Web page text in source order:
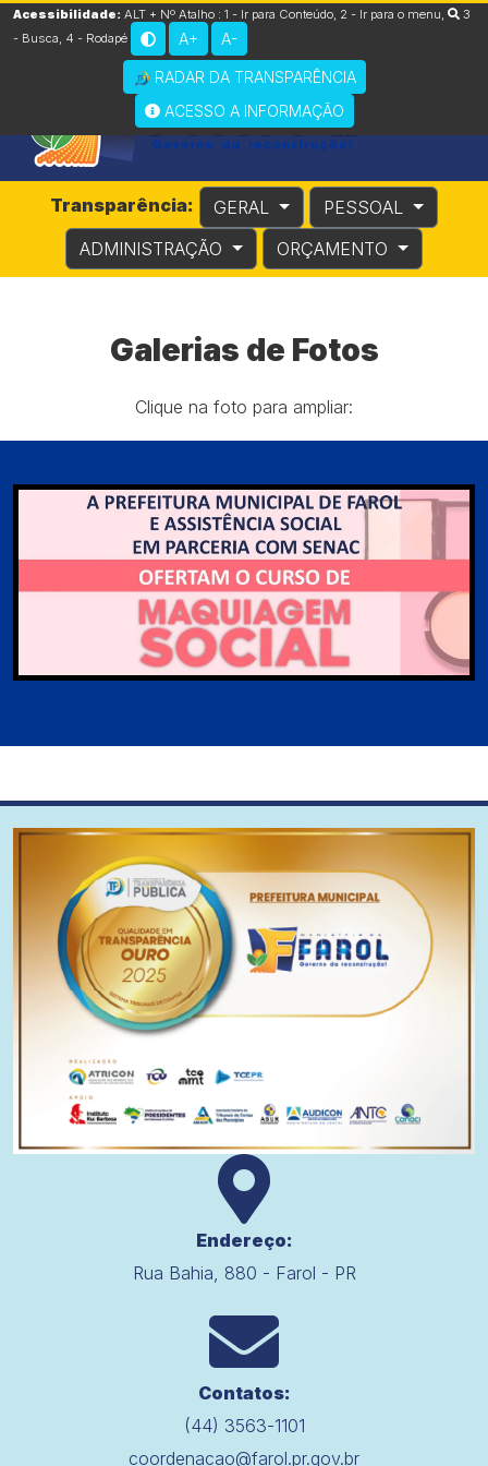
Acessibilidade: ALT + Nº Atalho : 1 - Ir para Conteúdo, 2 - Ir para o menu,
3
- Busca 4 - Rodapé A+ A-
RADAR DA TRANSPARÊNCIA
ACESSO A INFORMAÇÃO
Transparência: GERAL
PESSOAL
ADMINISTRAÇÃO
ORÇAMENTO
Galerias de Fotos
Clique na foto para ampliar:
Endereço:
Rua Bahia, 880 - Farol - PR
Contatos:
(44) 3563-1101
coordenacao@farol.pr.gov.br